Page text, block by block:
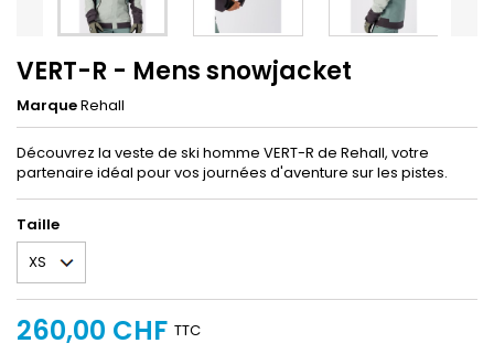
VERT-R - Mens snowjacket
MarqueRehall
Découvrez la veste de ski homme VERT-R de Rehall, votre
partenaire idéal pour vos journées d'aventure sur les pistes.
Taille
260,00 CHF TTC